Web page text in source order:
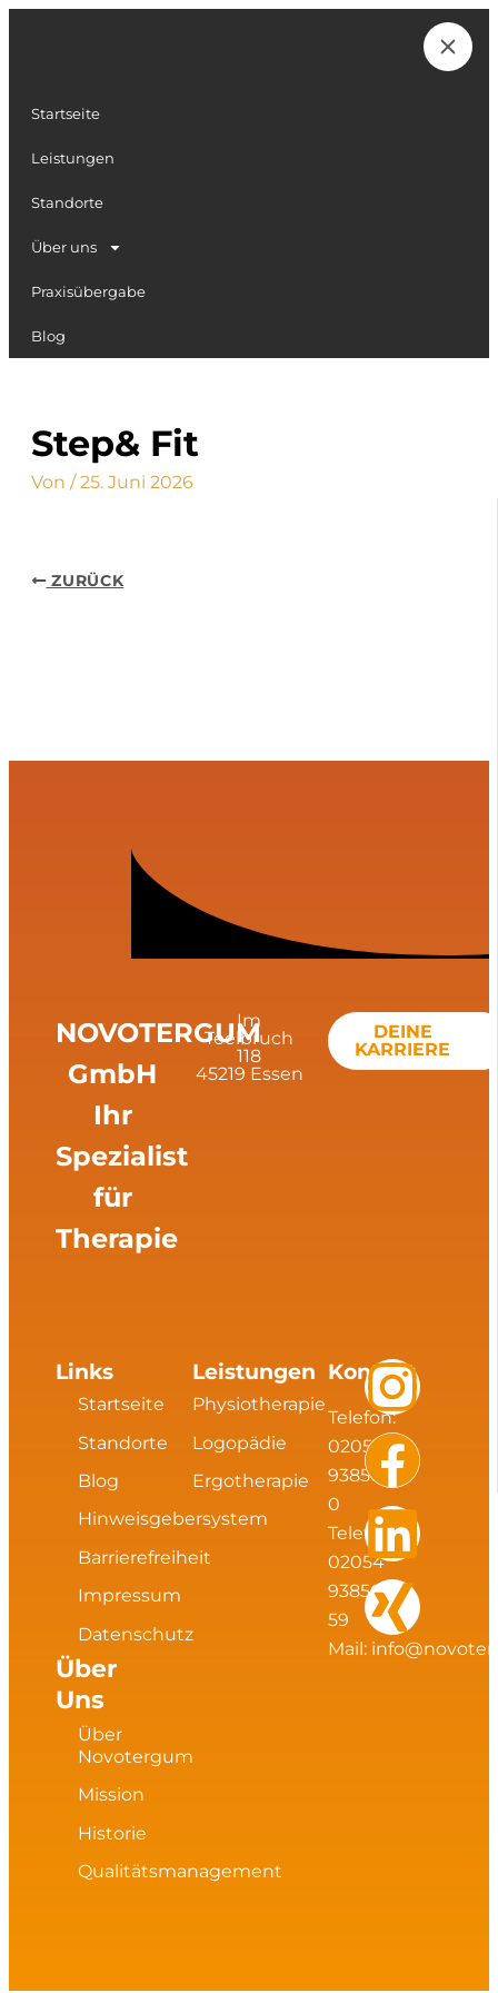
Zum
Startseite
Leistungen
Standorte
Über uns
Praxisübergabe
Blog
Step& Fit
Von /25. Juni 2026
ZURÜCK
NOVOTERGUM
GmbH
Ihr
Spezialist
für
Therapie
Im
Teelbruch
118
45219 Essen
DEINE
KARRIERE
Links
Startseite
Standorte
Blog
Hinweisgebersystem
Barrierefreiheit
Impressum
Datenschutz
Über
Uns
Über
Novotergum
Mission
Historie
Qualitätsmanagement
Leistungen
Physiotherapie
Logopädie
Ergotherapie
Kontakt
Telefon:
02054
93856
0
Telefax:
02054
93856
59
Mail:
I
n
s
t
a
g
F
a
c
e
b
o
L
i
n
k
e
d
X
i
n
g